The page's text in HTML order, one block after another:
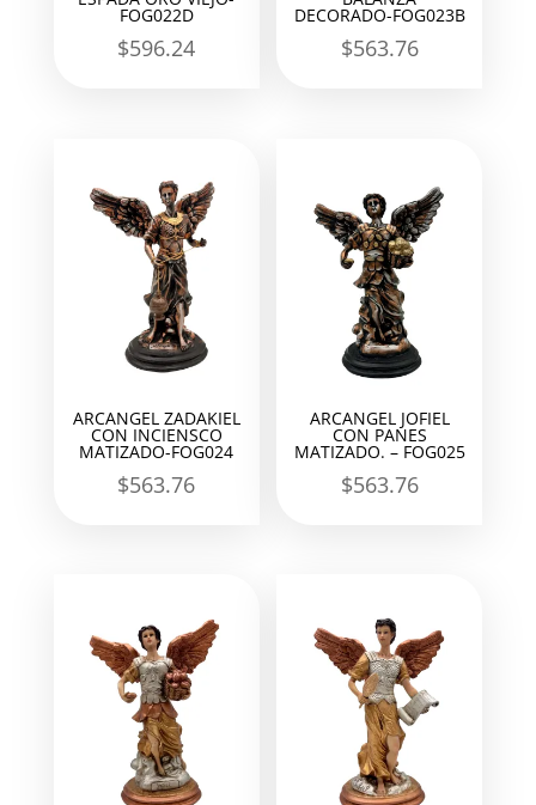
FOG022D
$596.24
DECORADO-FOG023B
$563.76
ARCANGEL ZADAKIEL
CON INCIENSCO
MATIZADO-FOG024
$563.76
ARCANGEL JOFIEL
CON PANES
MATIZADO. – FOG025
$563.76